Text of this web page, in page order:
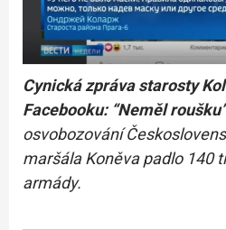
Cynická zpráva starosty
Facebooku: “Neměl
osvobozování
maršála Koněva padlo 140
armády.